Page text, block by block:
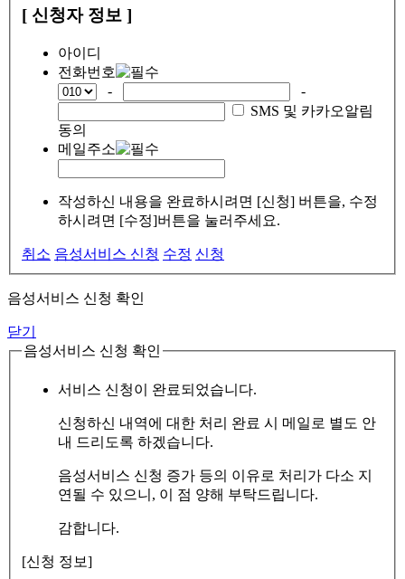
[ 신청자 정보 ]
아이디
전화번호
-
-
SMS 및 카카오알림
동의
메일주소
작성하신 내용을 완료하시려면 [신청] 버튼을, 수정
하시려면 [수정]버튼을 눌러주세요.
취소 음성서비스 신청 수정 신청
음성서비스 신청 확인
닫기
음성서비스 신청 확인
서비스 신청이 완료되었습니다.
신청하신 내역에 대한 처리 완료 시 메일로 별도 안
내 드리도록 하겠습니다.
음성서비스 신청 증가 등의 이유로 처리가 다소 지
연될 수 있으니, 이 점 양해 부탁드립니다.
감합니다.
[신청 정보]